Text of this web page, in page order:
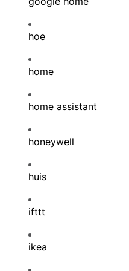
hoe
home
home assistant
honeywell
huis
ifttt
ikea